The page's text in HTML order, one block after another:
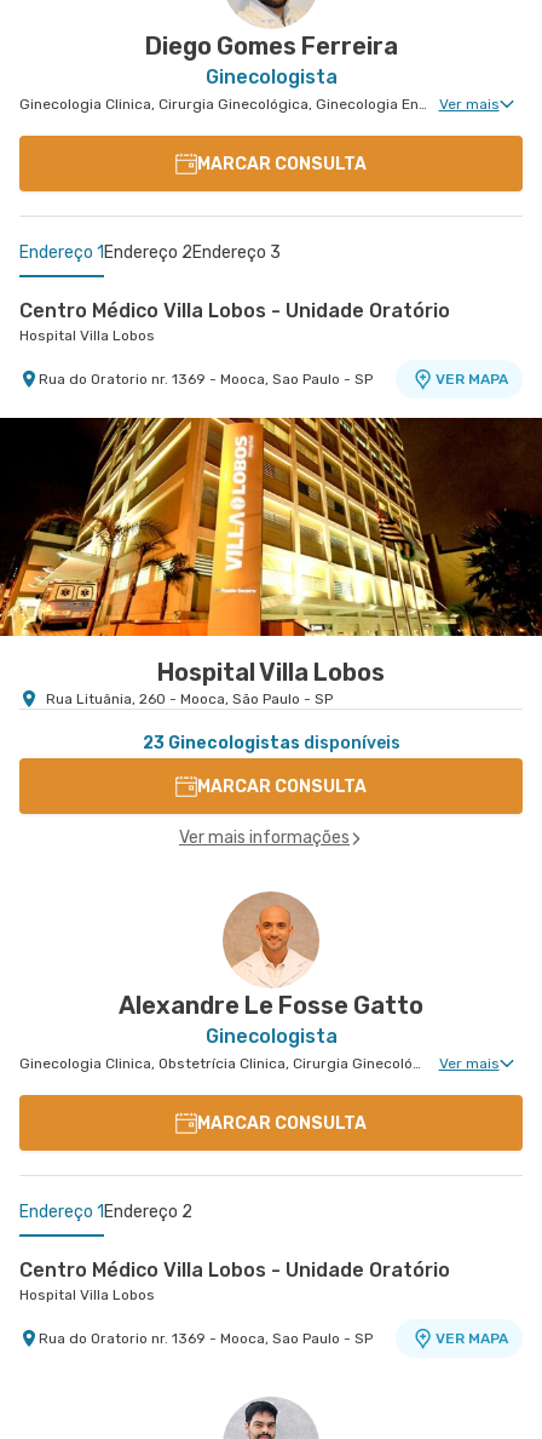
Aquarius, Sao Jose Dos Campos - SP
Diego Gomes Ferreira
Ginecologista
Ginecologia Clinica, Cirurgia Ginecológica, Ginecologia Endócrina, Núcleo de Endometriose, Cirurgia Oncológica Ginecológica, Uroginecologia, Cirurgia Robótica Ginecológica, Ginecologia Oncológica, Miomatose Uterina(Miomas), Ginecologia Videohisteroscopia Ver mais
MARCAR CONSULTA
Endereço 1 Endereço 2Endereço 3
Centro Médico Villa Lobos - Unidade Oratório
Hospital Villa Lobos
Rua do Oratorio nr. 1369 - Mooca, Sao Paulo - SP VER MAPA
Centro Médico Marengo
Hospital e Maternidade São Luiz Anália Franco
Rua Francisco Marengo nr. 955 5º Andar -
Tatuape, Sao Paulo - SP
Centro Médico São Luiz Itaim - Unidade Healthplace
Hospital São Luiz Itaim
Rua Doutor Alceu de Campos Rodrigues nr. 229
Conj. 807 8º Andar - Vila Nova Conceicao, Sao
Paulo - SP
Hospital Villa Lobos
Rua Lituânia, 260 - Mooca, São Paulo - SP
23 Ginecologistas disponíveis
MARCAR CONSULTA
Ver mais informações
Alexandre Le Fosse Gatto
Ginecologista
Ginecologia Clinica, Obstetrícia Clinica, Cirurgia Ginecológica, Cirurgia Oncológica Ginecológica, Uroginecologia, Ginecologia Oncológica, Ginecologia Videohisteroscopia Ver mais
MARCAR CONSULTA
Endereço 1 Endereço 2
Centro Médico Villa Lobos - Unidade Oratório
Hospital Villa Lobos
Rua do Oratorio nr. 1369 - Mooca, Sao Paulo - SP VER MAPA
Hospital e Maternidade Ribeirão Pires